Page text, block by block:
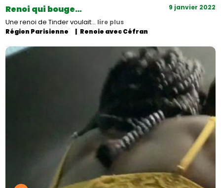
Renoi qui bouge… 9 janvier 2022
Une renoi de Tinder voulait… lire plus
Région Parisienne
Renoie avec Céfran